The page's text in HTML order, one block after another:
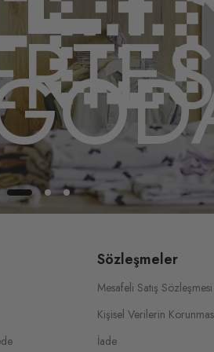
Sözleşmeler
Mesafeli Satış Sözleşmesi
Kişisel Verilerin
İade